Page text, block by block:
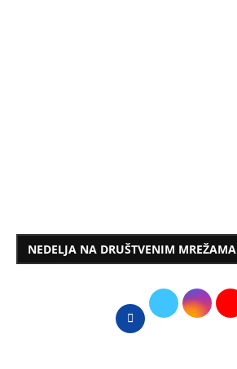
NEDELJA NA DRUŠTVENIM MREŽAMA